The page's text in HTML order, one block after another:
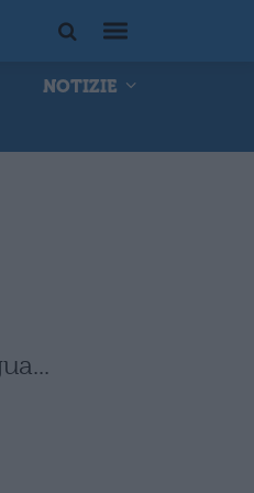
NOTIZIE